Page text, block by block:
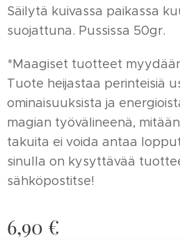
Säilytä kuivassa paikassa
suojattuna. Pussissa 50gr.
*Maagiset tuotteet
Tuote heijastaa perinteisiä
ominaisuuksista ja
magian työvälineenä,
takuita ei voida antaa
sinulla on kysyttävää
sähköpostitse!
6,90 €